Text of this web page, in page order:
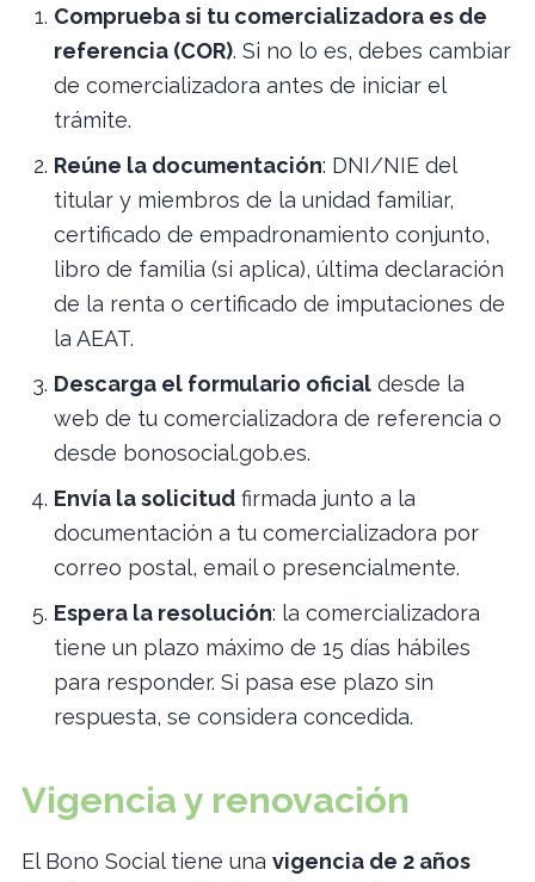
Comprueba si tu comercializadora es de
referencia (COR). Si no lo es, debes cambiar
de comercializadora antes de iniciar el
trámite.
Reúne la documentación: DNI/NIE del
titular y miembros de la unidad familiar,
certificado de empadronamiento conjunto,
libro de familia (si aplica), última declaración
de la renta o certificado de imputaciones de
la AEAT.
Descarga el formulario oficial desde la
web de tu comercializadora de referencia o
desde bonosocial.gob.es.
Envía la solicitud firmada junto a la
documentación a tu comercializadora por
correo postal, email o presencialmente.
Espera la resolución: la comercializadora
tiene un plazo máximo de 15 días hábiles
para responder. Si pasa ese plazo sin
respuesta, se considera concedida.
Vigencia y renovación
El Bono Social tiene una vigencia de 2 años